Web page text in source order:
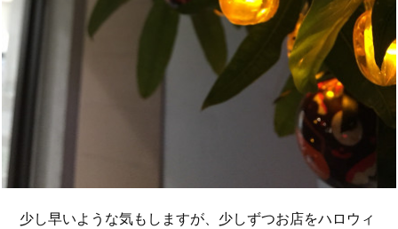
少し早いような気もしますが、少しずつお店をハロウィ